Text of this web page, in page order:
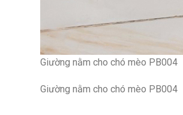
Giường nằm cho chó mèo PB004
Giường nằm cho chó mèo PB004